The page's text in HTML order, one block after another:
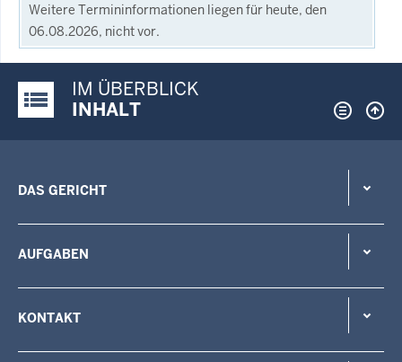
Weitere Termininformationen liegen für heute, den
06.08.2026, nicht vor.
Justiz-Portal im Überblick:
IM ÜBERBLICK
INHALT
DAS GERICHT
AUFGABEN
KONTAKT